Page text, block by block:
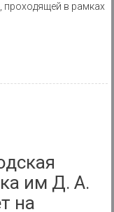
проходящей в рамках
им Д. А.
на